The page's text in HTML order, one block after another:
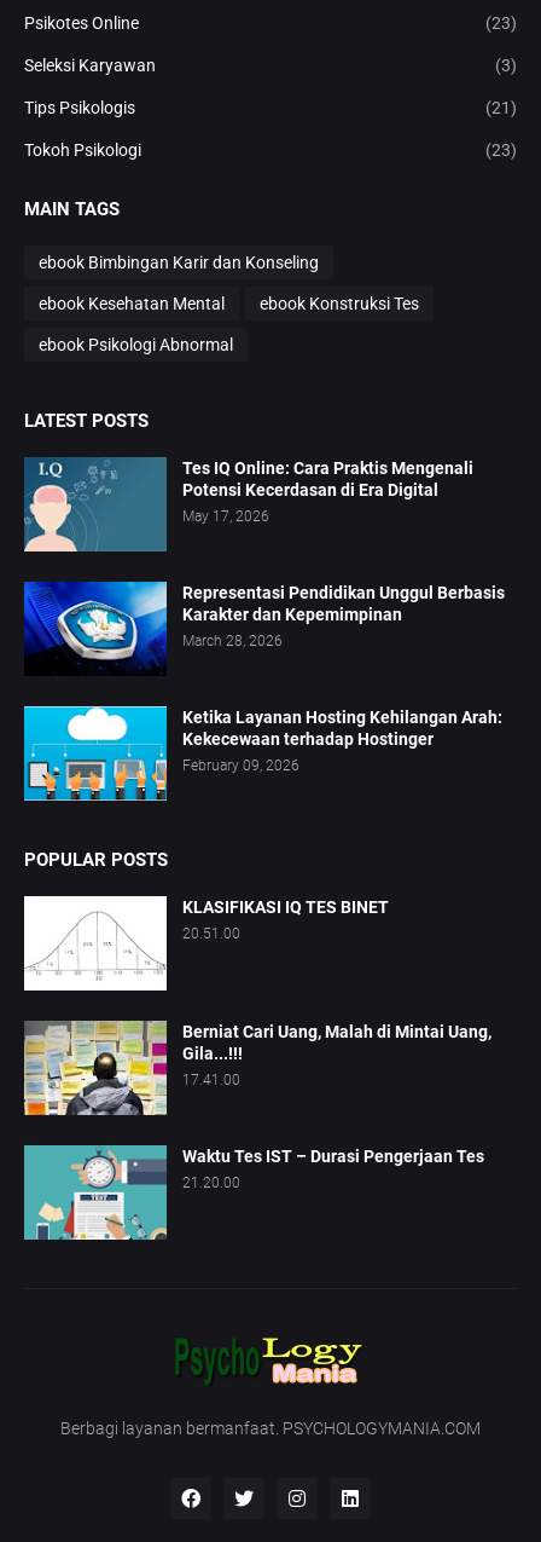
Psikotes Online (23)
Seleksi Karyawan (3)
Tips Psikologis (21)
Tokoh Psikologi (23)
MAIN TAGS
ebook Bimbingan Karir dan Konseling
ebook Kesehatan Mental ebook Konstruksi Tes
ebook Psikologi Abnormal
LATEST POSTS
Tes IQ Online: Cara Praktis Mengenali
Potensi Kecerdasan di Era Digital
May 17, 2026
Representasi Pendidikan Unggul Berbasis
Karakter dan Kepemimpinan
March 28, 2026
Ketika Layanan Hosting Kehilangan Arah:
Kekecewaan terhadap Hostinger
February 09, 2026
POPULAR POSTS
KLASIFIKASI IQ TES BINET
20.51.00
Berniat Cari Uang, Malah di Mintai Uang,
Gila...!!!
17.41.00
Waktu Tes IST – Durasi Pengerjaan Tes
21.20.00
Berbagi layanan bermanfaat. PSYCHOLOGYMANIA.COM